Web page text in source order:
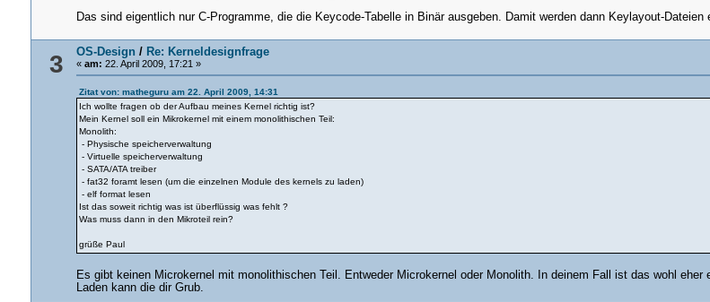
Das sind eigentlich nur C-Programme, die die Keycode-Tabelle in Binär ausgeben. Damit werden dann Keylayout-
3 OS-Design / Re: Kerneldesignfrage
«am: 22. April 2009, 17:21 »
Zitat von: matheguru am 22. April 2009, 14:31
Ich wollte fragen ob der Aufbau meines Kernel richtig ist?
Mein Kernel soll ein Mikrokernel mit einem monolithischen Teil:
Monolith:
- Physische speicherverwaltung
- Virtuelle speicherverwaltung
- SATA/ATA treiber
- fat32 foramt lesen (um die einzelnen Module des kernels zu laden)
- elf format lesen
Ist das soweit richtig was ist überflüssig was fehlt ?
Was muss dann in den Mikroteil rein?
grüße Paul
Es gibt keinen Microkernel mit monolithischen Teil. Entweder Microkernel oder Monolith. In deinem Fall ist das wohl
Laden kann die dir Grub.